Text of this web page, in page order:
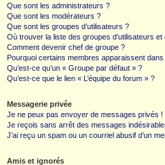
Que sont les administrateurs ?
Que sont les modérateurs ?
Que sont les groupes d’utilisateurs ?
Où trouver la liste des groupes d’utilisateurs
Comment devenir chef de groupe ?
Pourquoi certains membres apparaissent
Qu’est-ce qu’un « Groupe par défaut » ?
Qu’est-ce que le lien « L’équipe du forum » ?
Messagerie privée
Je ne peux pas envoyer de messages privés !
Je reçois sans arrêt des messages
J’ai reçu un spam ou un courriel abusif d’un
Amis et ignorés